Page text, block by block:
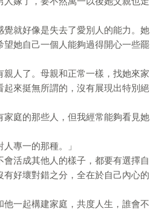
就好像是失去了愛別人的能力。她
她自己一個人能夠過得開心一些罷
人了。母親和正常一樣，找她來家
來挺無所謂的，沒有展現出特別絕
庭的那些人，但我經常能夠看見她
專一的那種。」
活成其他人的樣子，都要有選擇自
好壞對錯之分，全在於自己內心的
一起構建家庭，共度人生，誰會不